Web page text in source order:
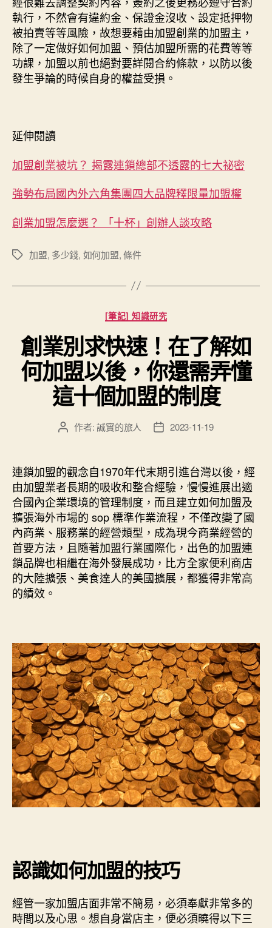
執行，不然會有違約金、保證金沒收、設定抵押物
被拍賣等等風險，故想要藉由加盟創業的加盟主，
除了一定做好如何加盟、預估加盟所需的花費等等
功課，加盟以前也絕對要詳閱合約條款，以防以後
發生爭論的時候自身的權益受損。
延伸閱讀
加盟創業被坑？ 揭露連鎖總部不透露的七大祕密
強勢布局國內外六角集團四大品牌釋限量加盟權
創業加盟怎麼選？ 「十杯」創辦人談攻略
標
加盟, 多少錢, 如何加盟,條件
分
類
[筆記] 知識研究
創業別求快速！在了解如
何加盟以後，你還需弄懂
這十個加盟的制度
文
者
作者:誠實的旅人
文
佈
日
期
2023-11-19
連鎖加盟的觀念自1970年代末期引進台灣以後，經
由加盟業者長期的吸收和整合經驗，慢慢進展出適
合國內企業環境的管理制度，而且建立如何加盟及
擴張海外市場的 sop 標準作業流程，不僅改變了國
內商業、服務業的經營類型，成為現今商業經營的
首要方法，且隨著加盟行業國際化，出色的加盟連
鎖品牌也相繼在海外發展成功，比方全家便利商店
的大陸擴張、美食達人的美國擴展，都獲得非常高
的績效。
認識如何加盟的技巧
經管一家加盟店面非常不簡易，必須奉獻非常多的
時間以及心思。想自身當店主，便必須曉得以下三